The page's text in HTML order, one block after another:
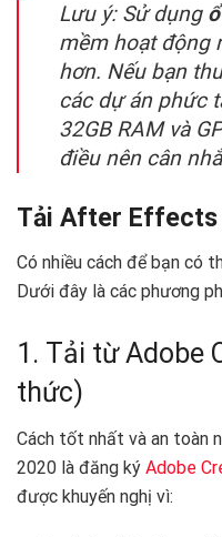
Lưu ý: Sử dụng
mềm hoạt động
hơn. Nếu bạn
các dự án phức
32GB RAM và
điều nên cân
Tải After Effects
Có nhiều cách để bạn có
Dưới đây là các phương
1. Tải từ Adobe
thức)
Cách tốt nhất và an
2020 là đăng ký Adobe
được khuyến nghị vì: